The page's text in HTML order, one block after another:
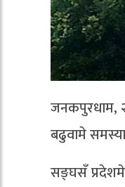
जनकपुरधाम,
बढुवामे
सङ्घसँ